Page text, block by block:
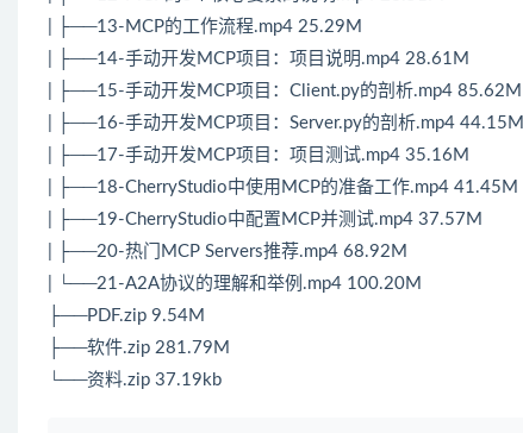
| ├──13-MCP的工作流程.mp4 25.29M
| ├──14-手动开发MCP项目：项目说明.mp4 28.61M
| ├──15-手动开发MCP项目：Client.py的剖析.mp4 85.62M
| ├──16-手动开发MCP项目：Server.py的剖析.mp4 44.15M
| ├──17-手动开发MCP项目：项目测试.mp4 35.16M
| ├──18-CherryStudio中使用MCP的准备工作.mp4 41.45M
| ├──19-CherryStudio中配置MCP并测试.mp4 37.57M
| ├──20-热门MCP Servers推荐.mp4 68.92M
| └──21-A2A协议的理解和举例.mp4 100.20M
├──PDF.zip 9.54M
├──软件.zip 281.79M
└──资料.zip 37.19kb